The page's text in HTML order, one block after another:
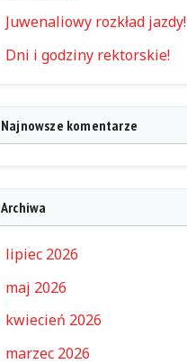
Juwenaliowy rozkład jazdy!
Dni i godziny rektorskie!
Najnowsze komentarze
Archiwa
lipiec 2026
maj 2026
kwiecień 2026
marzec 2026